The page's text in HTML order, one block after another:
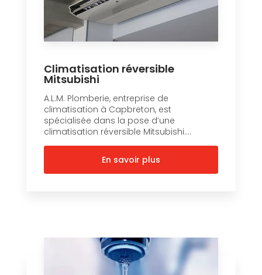
Climatisation réversible
Mitsubishi
A.L.M. Plomberie, entreprise de
climatisation à Capbreton, est
spécialisée dans la pose d’une
climatisation réversible Mitsubishi....
En savoir plus